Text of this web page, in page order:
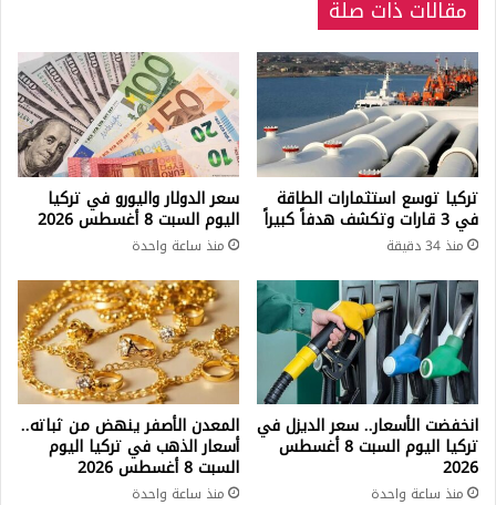
مقالات ذات صلة
تركيا توسع استثمارات الطاقة
في 3 قارات وتكشف هدفاً كبيراً
منذ 34 دقيقة
سعر الدولار واليورو في تركيا
اليوم السبت 8 أغسطس 2026
منذ ساعة واحدة
انخفضت الأسعار.. سعر الديزل في
تركيا اليوم السبت 8 أغسطس
2026
منذ ساعة واحدة
المعدن الأصفر ينهض من ثباته..
أسعار الذهب في تركيا اليوم
السبت 8 أغسطس 2026
منذ ساعة واحدة